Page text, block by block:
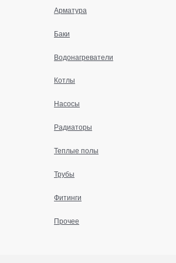
Арматура
Баки
Водонагреватели
Котлы
Насосы
Радиаторы
Теплые полы
Трубы
Фитинги
Прочее